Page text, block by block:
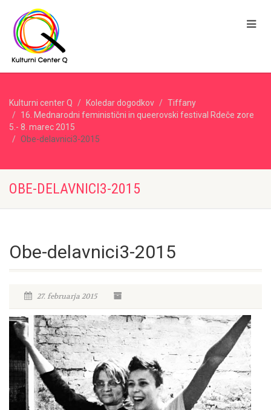
Kulturni center Q Koledar dogodkov
Tiffany
16. Mednarodni feministični in queerovski festival Rdeče zore
5.- 8. marec 2015
Obe-delavnici3-2015
OBE-DELAVNICI3-2015
Obe-delavnici3-2015
27. februarja 2015